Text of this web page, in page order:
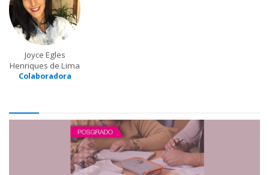
Joyce Egles
Henriques de Lima
Colaboradora